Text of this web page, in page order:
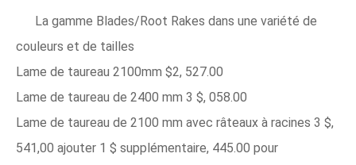
La gamme Blades/Root Rakes dans une variété de
couleurs et de tailles
Lame de taureau 2100mm $2, 527.00
Lame de taureau de 2400 mm 3 $, 058.00
Lame de taureau de 2100 mm avec râteaux à racines 3 $,
541,00 ajouter 1 $ supplémentaire, 445.00 pour